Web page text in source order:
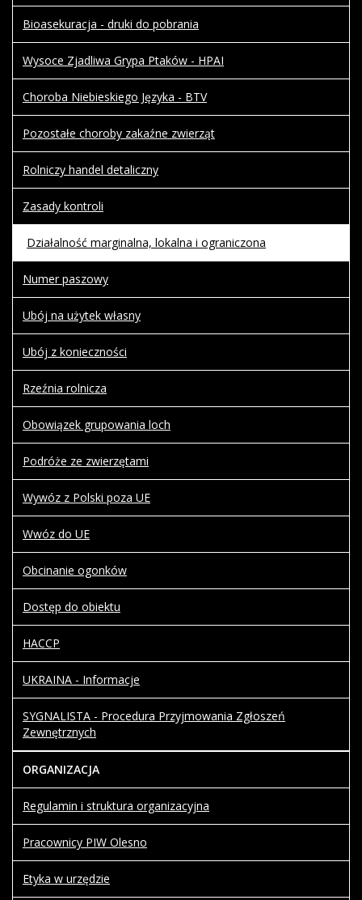
Bioasekuracja - druki do pobrania
Wysoce Zjadliwa Grypa Ptaków - HPAI
Choroba Niebieskiego Języka - BTV
Pozostałe choroby zakaźne zwierząt
Rolniczy handel detaliczny
Zasady kontroli
Działalność marginalna, lokalna i ograniczona
Numer paszowy
Ubój na użytek własny
Ubój z konieczności
Rzeźnia rolnicza
Obowiązek grupowania loch
Podróże ze zwierzętami
Wywóz z Polski poza UE
Wwóz do UE
Obcinanie ogonków
Dostęp do obiektu
HACCP
UKRAINA - Informacje
SYGNALISTA - Procedura Przyjmowania Zgłoszeń
Zewnętrznych
ORGANIZACJA
Regulamin i struktura organizacyjna
Pracownicy PIW Olesno
Etyka w urzędzie